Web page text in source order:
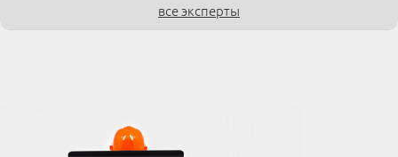
все эксперты